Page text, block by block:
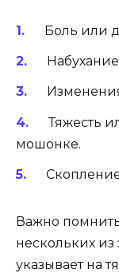
Боль или
Тяжесть
мошонке.
Важно
нескольких из
указывает на